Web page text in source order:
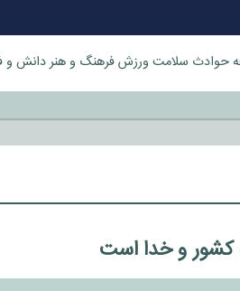
حوادث سلامت ورزشفرهنگ و هنردانش و
کشور و خدا است